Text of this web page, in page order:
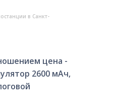
в Санкт-
цена -
2600 мАч,